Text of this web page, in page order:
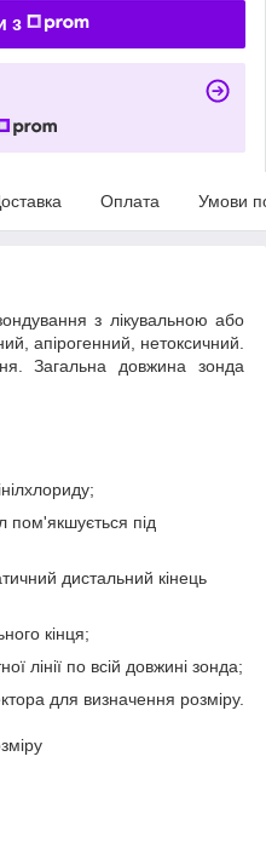
з
Оплата Умови
з лікувальною або
апірогенний, нетоксичний.
Загальна довжина зонда
пом'якшується під
дистальний кінець
кінця;
лінії по всій довжині зонда;
для визначення розміру.